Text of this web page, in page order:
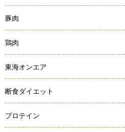
豚肉
鶏肉
東海オンエア
断食ダイエット
プロテイン